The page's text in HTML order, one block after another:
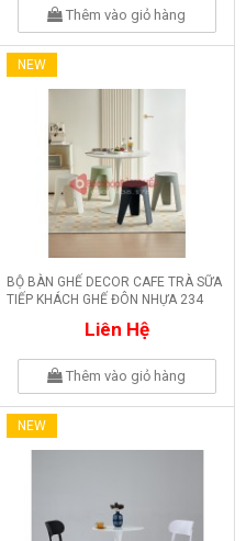
Thêm vào giỏ hàng
NEW
BỘ BÀN GHẾ DECOR CAFE TRÀ SỮA
TIẾP KHÁCH GHẾ ĐÔN NHỰA 234
Liên Hệ
Thêm vào giỏ hàng
NEW